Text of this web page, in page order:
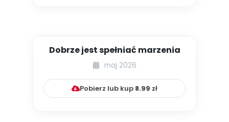
Dobrze jest spełniać marzenia
maj 2026
Pobierz lub kup 8.99 zł